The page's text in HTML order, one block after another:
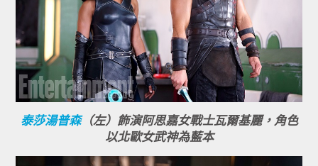
泰莎湯普森（左）飾演阿思嘉女戰士瓦爾基麗，角色
以北歐女武神為藍本